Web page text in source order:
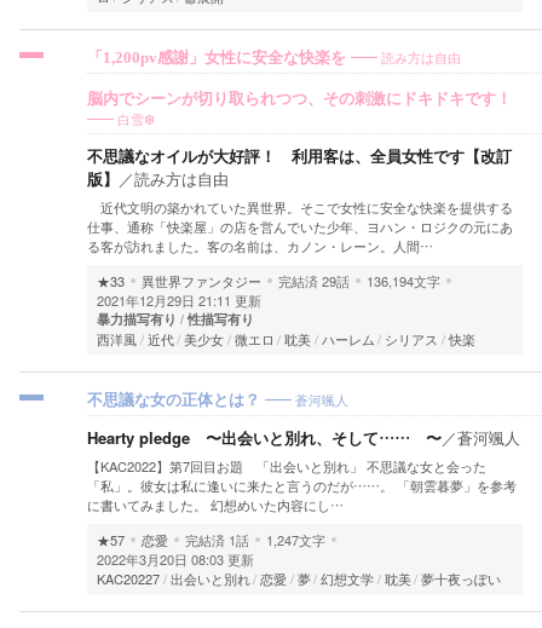
「1,200pv感謝」女性に安全な快楽を 読み方は自由
脳内でシーンが切り取られつつ、その刺激にドキドキです！
白雪❆
不思議なオイルが大好評！ 利用客は、全員女性です【改訂
版】 ／読み方は自由
近代文明の築かれていた異世界。そこで女性に安全な快楽を提供する
仕事、通称「快楽屋」の店を営んでいた少年、ヨハン・ロジクの元にあ
る客が訪れました。客の名前は、カノン・レーン。人間…
★33
異世界ファンタジー 完結済29話
136,194文字
2021年12月29日 21:11 更新
暴力描写有り 性描写有り
西洋風 近代 美少女 微エロ 耽美 ハーレム シリアス 快楽
不思議な女の正体とは？ 蒼河颯人
Hearty pledge 〜出会いと別れ、そして…… 〜／蒼河颯人
【KAC2022】第7回目お題 「出会いと別れ」 不思議な女と会った
「私」。彼女は私に逢いに来たと言うのだが……。 「朝雲暮夢」を参考
に書いてみました。 幻想めいた内容にし…
★57
恋愛 完結済 1話
1,247文字
2022年3月20日 08:03 更新
KAC20227 出会いと別れ 恋愛 夢 幻想文学 耽美 夢十夜っぽい